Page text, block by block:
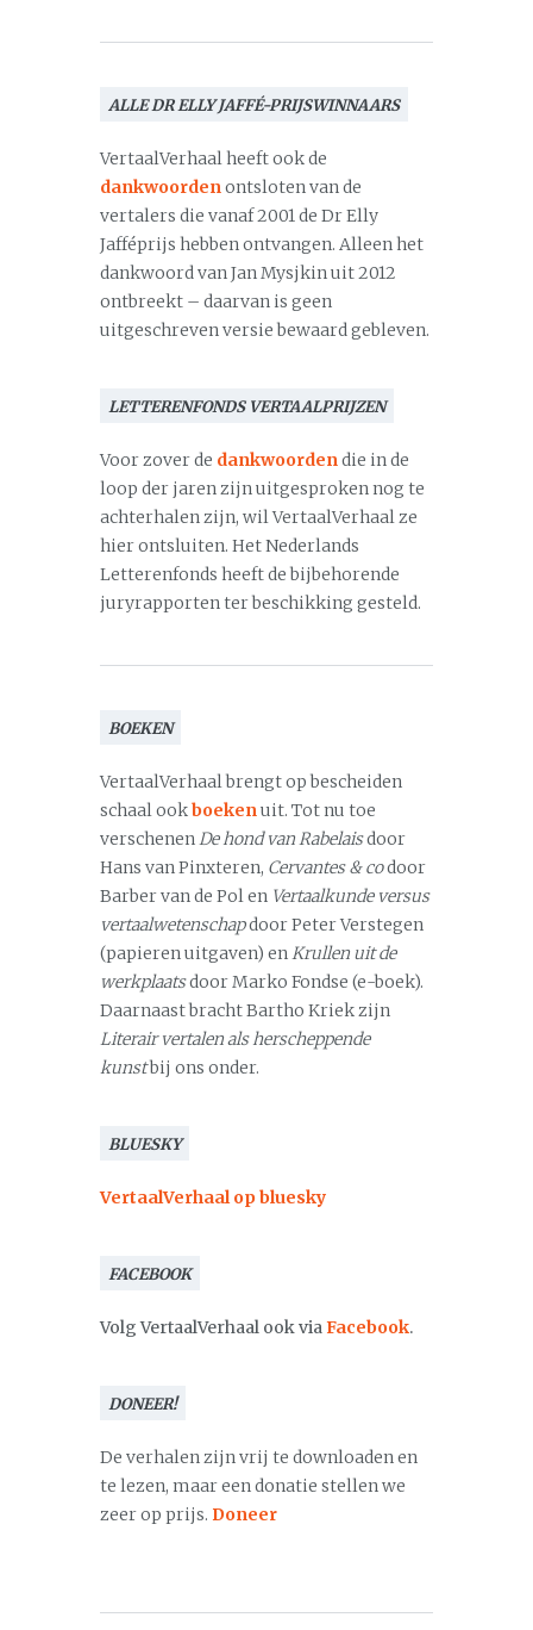
ALLE DR ELLY JAFFÉ-PRIJSWINNAARS
VertaalVerhaal heeft ook de
dankwoordenontsloten van de
vertalers die vanaf 2001 de Dr Elly
Jafféprijs hebben ontvangen. Alleen het
dankwoord van Jan Mysjkin uit 2012
ontbreekt – daarvan is geen
uitgeschreven versie bewaard gebleven.
LETTERENFONDS VERTAALPRIJZEN
Voor zover de dankwoordendie in de
loop der jaren zijn uitgesproken nog te
achterhalen zijn, wil VertaalVerhaal ze
hier ontsluiten. Het Nederlands
Letterenfonds heeft de bijbehorende
juryrapporten ter beschikking gesteld.
BOEKEN
VertaalVerhaal brengt op bescheiden
schaal ookboekenuit. Tot nu toe
verschenenDe hond van Rabelaisdoor
Hans van Pinxteren, Cervantes & codoor
Barber van de Pol en Vertaalkunde versus
vertaalwetenschapdoor Peter Verstegen
(papieren uitgaven) enKrullen uit de
werkplaatsdoor Marko Fondse (e-boek).
Daarnaast bracht Bartho Kriek zijn
Literair vertalen als herscheppende
kunstbij ons onder.
BLUESKY
VertaalVerhaal op bluesky
FACEBOOK
Volg VertaalVerhaal ook viaFacebook.
DONEER!
De verhalen zijn vrij te downloaden en
te lezen, maar een donatie stellen we
zeer op prijs. Doneer